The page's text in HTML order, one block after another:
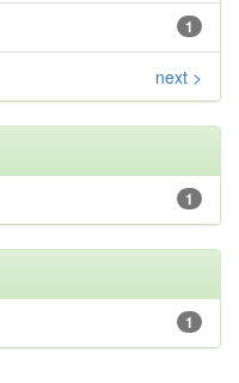
1
next >
1
1